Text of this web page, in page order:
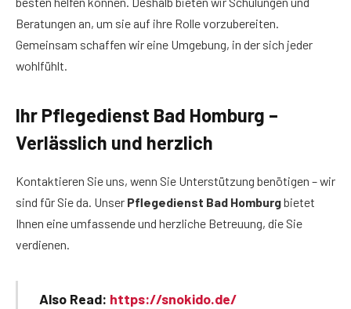
Beratungen an, um sie auf ihre Rolle vorzubereiten.
Gemeinsam schaffen wir eine Umgebung, in der sich jeder
wohlfühlt.
Ihr Pflegedienst Bad Homburg –
Verlässlich und herzlich
Kontaktieren Sie uns, wenn Sie Unterstützung benötigen – wir
sind für Sie da. Unser Pflegedienst Bad Homburgbietet
Ihnen eine umfassende und herzliche Betreuung, die Sie
verdienen.
Also Read: https://snokido.de/